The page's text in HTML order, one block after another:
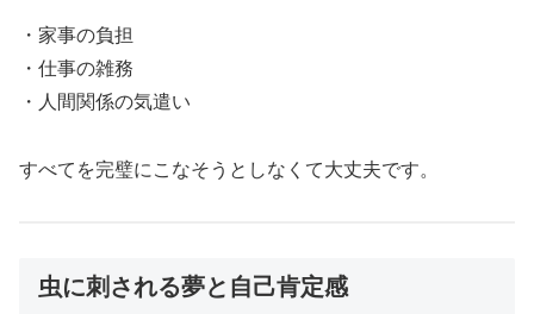
・家事の負担
・仕事の雑務
・人間関係の気遣い
すべてを完璧にこなそうとしなくて大丈夫です。
虫に刺される夢と自己肯定感